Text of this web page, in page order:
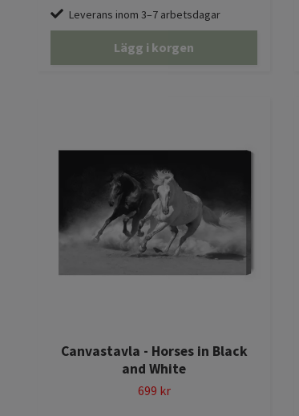
Leverans inom 3–7 arbetsdagar
Lägg i korgen
Canvastavla - Horses in Black
and White
699 kr